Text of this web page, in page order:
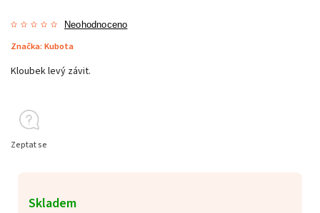
Neohodnoceno
Značka: Kubota
Skladem
Kloubek levý závit.
Zeptat se